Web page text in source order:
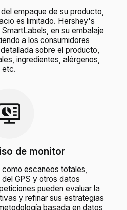
empaque de su producto,
es limitado. Hershey's
SmartLabels, en su embalaje
a los consumidores
sobre el producto,
ingredientes, alérgenos,
etc.
de monitor
escaneos totales,
GPS y otros datos
pueden evaluar la
y refinar sus estrategias
basada en datos